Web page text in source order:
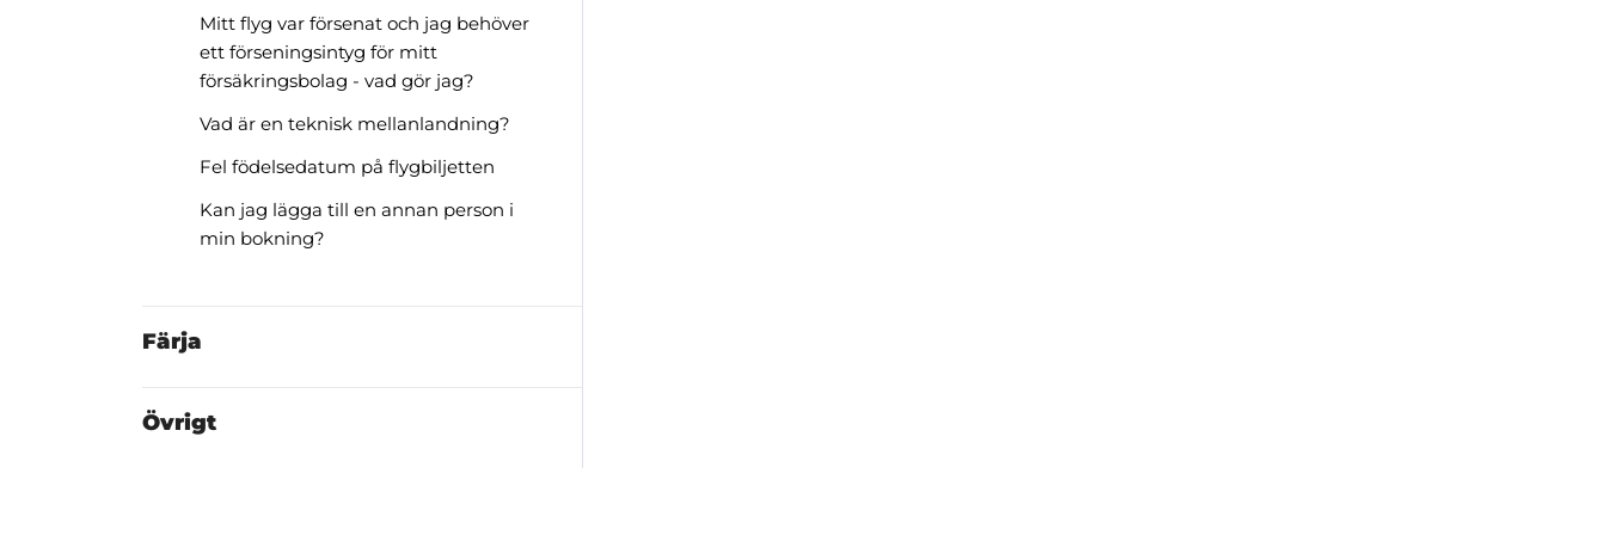
Mitt flyg var försenat och jag behöver
ett förseningsintyg för mitt
försäkringsbolag - vad gör jag?
Vad är en teknisk mellanlandning?
Fel födelsedatum på flygbiljetten
Kan jag lägga till en annan person i
min bokning?
Färja
Övrigt